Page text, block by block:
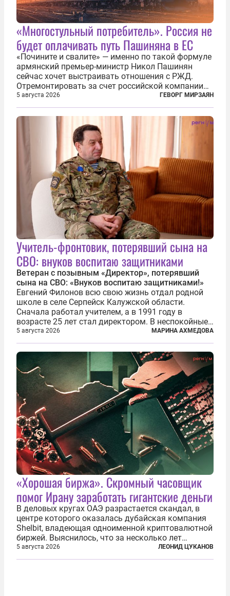
«Многостульный потребитель». Россия не
будет оплачивать путь Пашиняна в ЕС
«Почините и свалите» — именно по такой формуле
армянский премьер-министр Никол Пашинян
сейчас хочет выстраивать отношения с РЖД.
Отремонтировать за счет российской компании
железнодорожную инфраструктуру в районе
прохождения TRIPP (коридора, который должен
связать Азербайджан и Турцию через...
5 августа 2026 ГЕВОРГ МИРЗАЯН
Учитель-фронтовик, потерявший сына на
СВО: внуков воспитаю защитниками
Ветеран с позывным «Директор», потерявший
сына на СВО: «Внуков воспитаю защитниками!»
Евгений Филонов всю свою жизнь отдал родной
школе в селе Серпейск Калужской области.
Сначала работал учителем, а в 1991 году в
возрасте 25 лет стал директором. В неспокойные
90-е он сумел спасти школу от закрытия и со
временем сделал ее лучшей в районе. В 2023 году
в возрасте 57 лет вслед за сыном...
5 августа 2026 МАРИНА АХМЕДОВА
«Хорошая биржа». Скромный часовщик
помог Ирану заработать гигантские деньги
В деловых кругах ОАЭ разрастается скандал, в
центре которого оказалась дубайская компания
Shelbit, владеющая одноименной криптовалютной
биржей. Выяснилось, что за несколько лет
существования через Shelbit прошло не менее 4
млрд долларов в криптовалюте, принадлежащих
5 августа 2026 ЛЕОНИД ЦУКАНОВ